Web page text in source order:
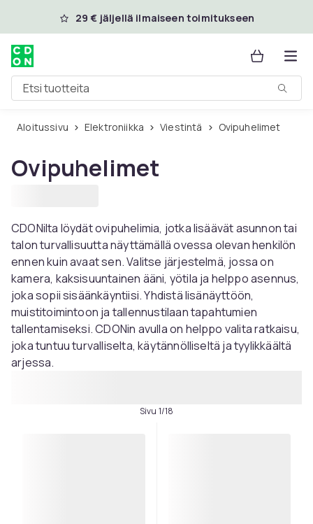
Ohita ja siirry pääsisältöön
29 € jäljellä ilmaiseen toimitukseen
Etsi tuotteita
Aloitussivu Elektroniikka Viestintä Ovipuhelimet
Ovipuhelimet
CDONilta löydät ovipuhelimia, jotka lisäävät asunnon tai
talon turvallisuutta näyttämällä ovessa olevan henkilön
ennen kuin avaat sen. Valitse järjestelmä, jossa on
kamera, kaksisuuntainen ääni, yötila ja helppo asennus,
joka sopii sisäänkäyntiisi. Yhdistä lisänäyttöön,
muistitoimintoon ja tallennustilaan tapahtumien
tallentamiseksi. CDONin avulla on helppo valita ratkaisu,
joka tuntuu turvalliselta, käytännölliseltä ja tyylikkäältä
arjessa.
Sivu 1/18